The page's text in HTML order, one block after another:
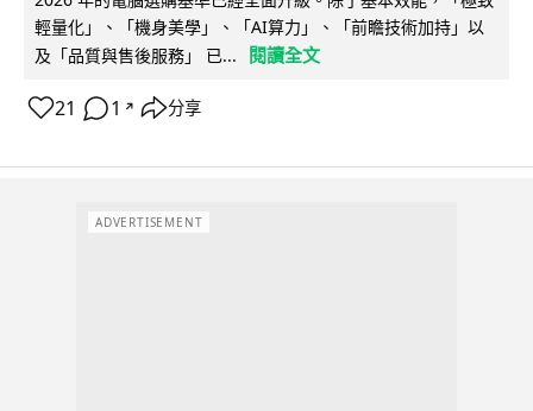
輕量化」、「機身美學」、「AI算力」、「前瞻技術加持」以
及「品質與售後服務」 已...
閱讀全文
21 1 ↗ 分享
ADVERTISEMENT